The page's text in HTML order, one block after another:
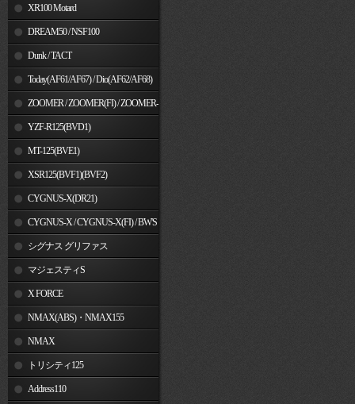
XR100 Motard
DREAM50 / NSF100
Dunk / TACT
Today(AF61/AF67) / Dio(AF62/AF68)
ZOOMER / ZOOMER(FI) / ZOOMER-
YZF-R125(BVD1)
MT-125(BVE1)
XSR125(BVF1)(BVF2)
CYGNUS-X(DR21)
CYGNUS-X / CYGNUS-X(FI) / BW'S
125 シグナス グリファス
マジェスティS
X FORCE
NMAX(ABS)・NMAX155
NMAX
トリシティ125
Address110